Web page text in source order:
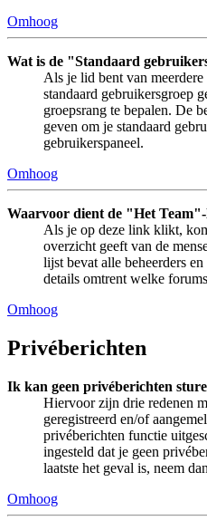
Omhoog
Wat is de "Standaard
Als je lid bent van
standaard gebruikersgroep
groepsrang te bepalen. De
geven om je standaard
gebruikerspaneel.
Omhoog
Waarvoor dient de "Het
Als je op deze link klikt,
overzicht geeft van de
lijst bevat alle beheerders
details omtrent welke
Omhoog
Privéberichten
Ik kan geen privéberichten
Hiervoor zijn drie redenen
geregistreerd en/of
privéberichten functie
ingesteld dat je geen
laatste het geval is, neem
Omhoog